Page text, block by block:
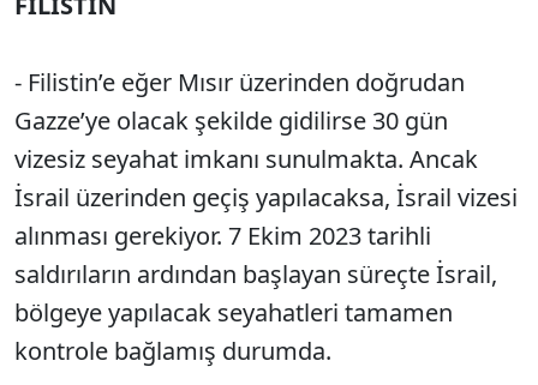
- Filistin’e eğer Mısır üzerinden doğrudan
Gazze’ye olacak şekilde gidilirse 30 gün
vizesiz seyahat imkanı sunulmakta. Ancak
İsrail üzerinden geçiş yapılacaksa, İsrail vizesi
alınması gerekiyor. 7 Ekim 2023 tarihli
saldırıların ardından başlayan süreçte İsrail,
bölgeye yapılacak seyahatleri tamamen
kontrole bağlamış durumda.